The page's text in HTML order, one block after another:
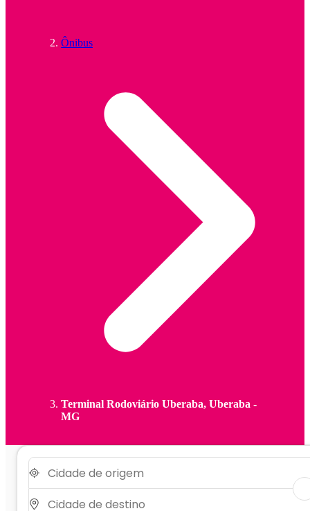
Ônibus
Terminal Rodoviário Uberaba, Uberaba -
MG